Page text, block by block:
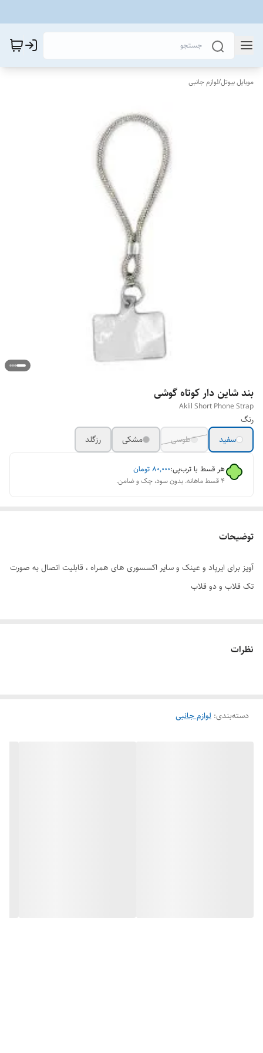
موبایل بیوتل/لوازم جانبی
بند شاین دار کوتاه گوشی
Aklil Short Phone Strap
رنگ
سفید
طوسی مشکی رزگلد
هر قسط با ترب‌پی:۸۰٬۰۰۰ تومان
۴ قسط ماهانه. بدون سود، چک و ضامن.
توضیحات
آویز برای ایرپاد و عینک و سایر اکسسوری های همراه ، قابلیت اتصال به صورت
تک قلاب و دو قلاب
نظرات
دسته‌بندی: لوازم جانبی